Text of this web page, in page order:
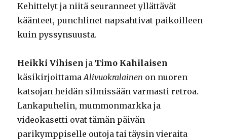
Kehittelyt ja niitä seuranneet yllättävät
käänteet, punchlinet napsahtivat paikoilleen
kuin pyssynsuusta.
Heikki Vihisen ja Timo Kahilaisen
käsikirjoittamaAlivuokralainen on nuoren
katsojan heidän silmissään varmasti retroa.
Lankapuhelin, mummonmarkka ja
videokasetti ovat tämän päivän
parikymppiselle outoja tai täysin vieraita